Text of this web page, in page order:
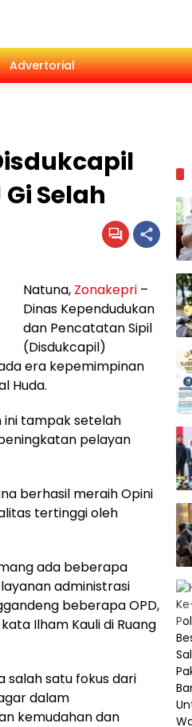
Advertorial
Selah
Natuna, Zonakepri –
Dinas Kependudukan
dan Pencatatan Sipil
(Disdukcapil)
era kepemimpinan
Huda.
ini tampak setelah
pelayan
berhasil meraih Opini
tertinggi oleh
ada beberapa
administrasi
beberapa OPD,
Ilham Kauli di Ruang
salah satu fokus dari
dalam
kemudahan dan